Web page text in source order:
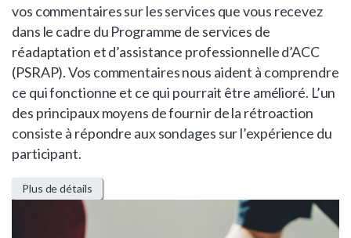
vos commentaires sur les services que vous recevez
dans le cadre du Programme de services de
réadaptation et d’assistance professionnelle d’ACC
(PSRAP). Vos commentaires nous aident à comprendre
ce qui fonctionne et ce qui pourrait être amélioré. L’un
des principaux moyens de fournir de la rétroaction
consiste à répondre aux sondages sur l’expérience du
participant.
Plus de détails